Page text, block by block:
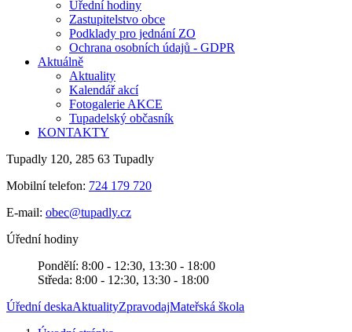
Úřední hodiny
Zastupitelstvo obce
Podklady pro jednání ZO
Ochrana osobních údajů - GDPR
Aktuálně
Aktuality
Kalendář akcí
Fotogalerie AKCE
Tupadelský občasník
KONTAKTY
Tupadly 120, 285 63 Tupadly
Mobilní telefon: 724 179 720
E-mail: obec@tupadly.cz
Úřední hodiny
Pondělí: 8:00 - 12:30, 13:30 - 18:00
Středa: 8:00 - 12:30, 13:30 - 18:00
Úřední deskaAktualityZpravodajMateřská škola